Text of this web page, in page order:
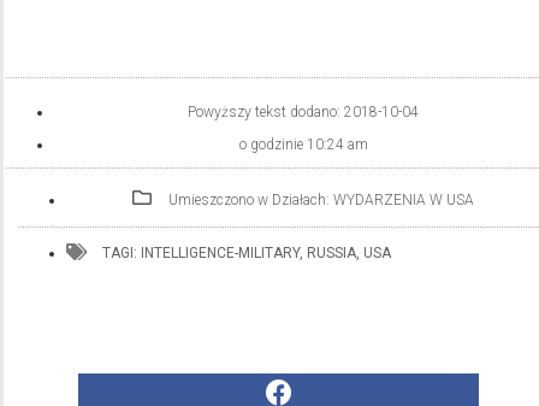
Powyższy tekst dodano: 2018-10-04
o godzinie 10:24 am
Umieszczono w Działach: WYDARZENIA W USA
TAGI: INTELLIGENCE-MILITARY, RUSSIA, USA